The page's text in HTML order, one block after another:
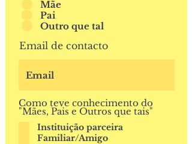
Mãe
Pai
Outro que tal
Email de contacto
Como teve conhecimento do
"Mães, Pais e Outros que tais"
Instituição parceira
Familiar/Amigo